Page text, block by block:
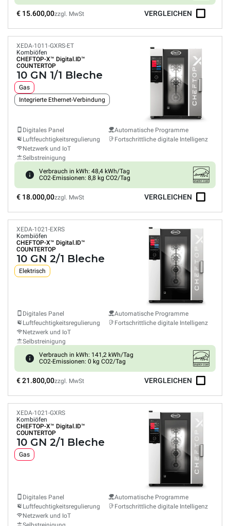
€ 15.600,00zzgl. MwSt VERGLEICHEN
XEDA-1011-GXRS-ET
Kombiöfen
CHEFTOP-X™ Digital.ID™
COUNTERTOP
10 GN 1/1 Bleche
Gas
Integrierte Ethernet-Verbindung
Digitales Panel
Luftfeuchtigkeitsregulierung
Netzwerk und IoT
Selbstreinigung
Automatische Programme
Fortschrittliche digitale Intelligenz
Verbrauch in kWh: 48,4 kWh/Tag
CO2-Emissionen: 8,8 kg CO2/Tag
€ 18.000,00zzgl. MwSt VERGLEICHEN
XEDA-1021-EXRS
Kombiöfen
CHEFTOP-X™ Digital.ID™
COUNTERTOP
10 GN 2/1 Bleche
Elektrisch
Digitales Panel
Luftfeuchtigkeitsregulierung
Netzwerk und IoT
Selbstreinigung
Automatische Programme
Fortschrittliche digitale Intelligenz
Verbrauch in kWh: 141,2 kWh/Tag
CO2-Emissionen: 0 kg CO2/Tag
€ 21.800,00zzgl. MwSt VERGLEICHEN
XEDA-1021-GXRS
Kombiöfen
CHEFTOP-X™ Digital.ID™
COUNTERTOP
10 GN 2/1 Bleche
Gas
Digitales Panel
Luftfeuchtigkeitsregulierung
Netzwerk und IoT
Automatische Programme
Fortschrittliche digitale Intelligenz